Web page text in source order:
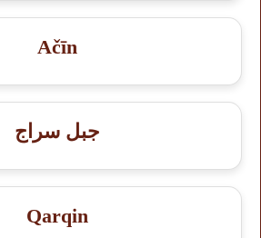
Ačīn
جبل سراج
Qarqin